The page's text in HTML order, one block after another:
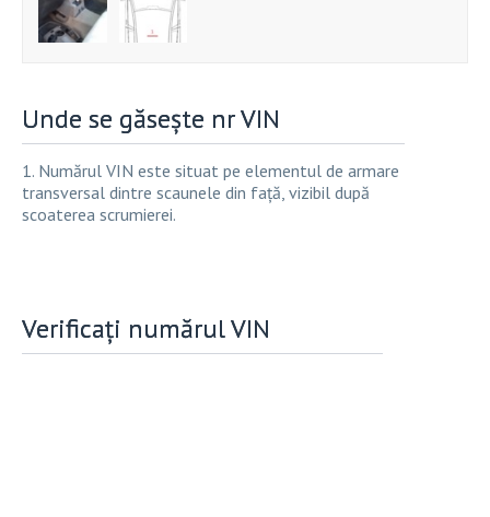
Unde se găsește nr VIN
1. Numărul VIN este situat pe elementul de armare
transversal dintre scaunele din față, vizibil după
scoaterea scrumierei.
Verificați numărul VIN